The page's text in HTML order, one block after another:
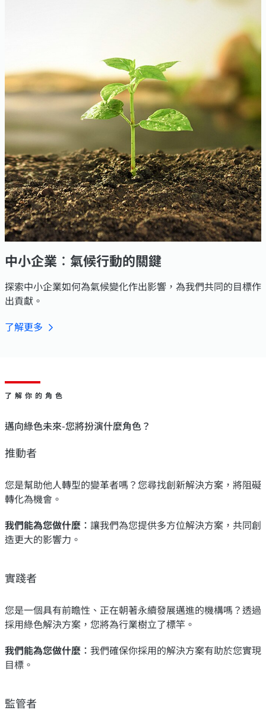
中小企業︰氣候行動的關鍵
探索中小企業如何為氣候變化作出影響，為我們共同的目標作
出貢獻。
了解更多
了解你的角色
邁向綠色未來-您將扮演什麼角色？
推動者
您是幫助他人轉型的變革者嗎？您尋找創新解決方案，將阻礙
轉化為機會。
我們能為您做什麼︰ 讓我們為您提供多方位解決方案，共同創
造更大的影響力。
實踐者
您是一個具有前瞻性、正在朝著永續發展邁進的機構嗎？透過
採用綠色解決方案，您將為行業樹立了標竿。
我們能為您做什麼︰ 我們確保你採用的解決方案有助於您實現
目標。
監管者